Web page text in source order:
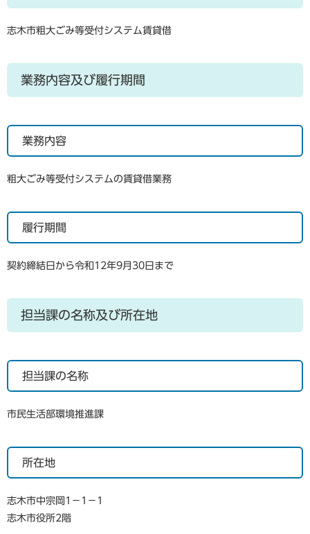
志木市粗大ごみ等受付システム賃貸借
業務内容及び履行期間
業務内容
粗大ごみ等受付システムの賃貸借業務
履行期間
契約締結日から令和12年9月30日まで
担当課の名称及び所在地
担当課の名称
市民生活部環境推進課
所在地
志木市中宗岡1−1−1
志木市役所2階